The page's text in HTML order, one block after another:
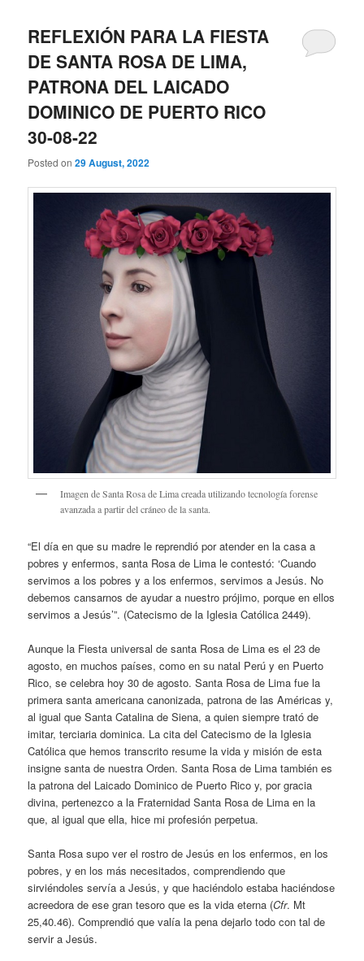
REFLEXIÓN PARA LA FIESTA
DE SANTA ROSA DE LIMA,
PATRONA DEL LAICADO
DOMINICO DE PUERTO RICO
30-08-22
Posted on29 August, 2022
Imagen de Santa Rosa de Lima creada utilizando tecnología forense
avanzada a partir del cráneo de la santa.
“El día en que su madre le reprendió por atender en la casa a
pobres y enfermos, santa Rosa de Lima le contestó: ‘Cuando
servimos a los pobres y a los enfermos, servimos a Jesús. No
debemos cansarnos de ayudar a nuestro prójimo, porque en ellos
servimos a Jesús’”. (Catecismo de la Iglesia Católica 2449).
Aunque la Fiesta universal de santa Rosa de Lima es el 23 de
agosto, en muchos países, como en su natal Perú y en Puerto
Rico, se celebra hoy 30 de agosto. Santa Rosa de Lima fue la
primera santa americana canonizada, patrona de las Américas y,
al igual que Santa Catalina de Siena, a quien siempre trató de
imitar, terciaria dominica. La cita del Catecismo de la Iglesia
Católica que hemos transcrito resume la vida y misión de esta
insigne santa de nuestra Orden. Santa Rosa de Lima también es
la patrona del Laicado Dominico de Puerto Rico y, por gracia
divina, pertenezco a la Fraternidad Santa Rosa de Lima en la
que, al igual que ella, hice mi profesión perpetua.
Santa Rosa supo ver el rostro de Jesús en los enfermos, en los
pobres, y en los más necesitados, comprendiendo que
sirviéndoles servía a Jesús, y que haciéndolo estaba haciéndose
acreedora de ese gran tesoro que es la vida eterna (Cfr. Mt
25,40.46). Comprendió que valía la pena dejarlo todo con tal de
servir a Jesús.